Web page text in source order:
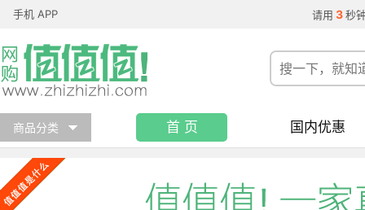
手机 APP 请用 3 秒
商品分类 首 页 国内优惠